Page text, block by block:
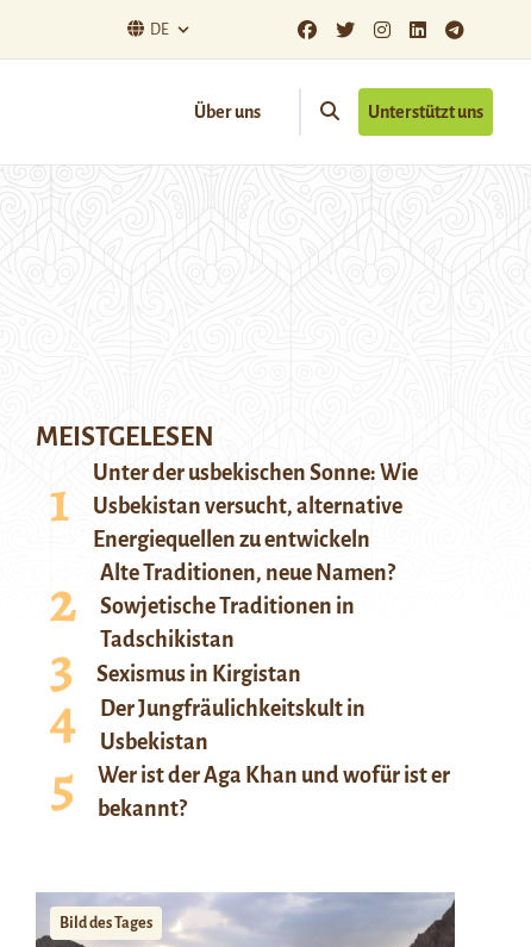
DE
Über uns Unterstützt uns
MEISTGELESEN
Unter der usbekischen Sonne: Wie
Usbekistan versucht, alternative
Energiequellen zu entwickeln
Alte Traditionen, neue Namen?
Sowjetische Traditionen in
Tadschikistan
Sexismus in Kirgistan
Der Jungfräulichkeitskult in
Usbekistan
Wer ist der Aga Khan und wofür ist er
bekannt?
Bild des Tages